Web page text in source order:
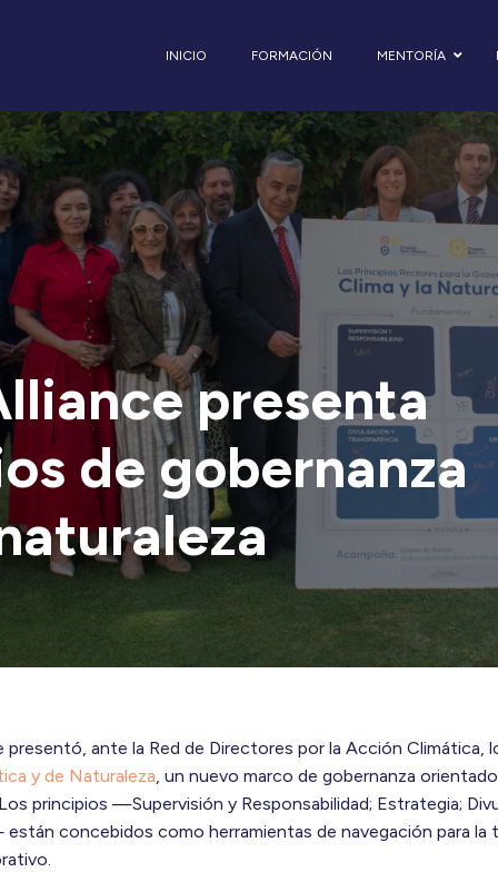
INICIO FORMACIÓN MENTORÍA
presenta
de gobernanza
presentó, ante la Red de Directores por la Acción Climática,
y de Naturaleza, un nuevo marco de gobernanza
principios —Supervisión y Responsabilidad; Estrategia;
concebidos como herramientas de navegación para la